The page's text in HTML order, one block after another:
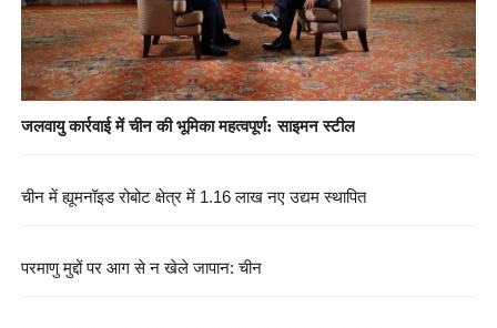
जलवायु कार्रवाई में चीन की भूमिका महत्वपूर्ण: साइमन स्टील
चीन में ह्यूमनॉइड रोबोट क्षेत्र में 1.16 लाख नए उद्यम स्थापित
परमाणु मुद्दों पर आग से न खेले जापान: चीन